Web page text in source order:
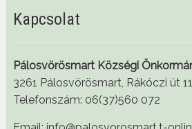
Kapcsolat
Pálosvörösmart Községi
3261 Pálosvörösmart, Rákóczi út
Telefonszám: 06(37)560 072